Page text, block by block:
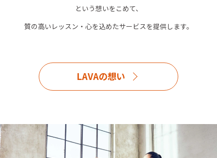
という想いをこめて、
質の高いレッスン・心を込めたサービスを提供します。
LAVAの想い